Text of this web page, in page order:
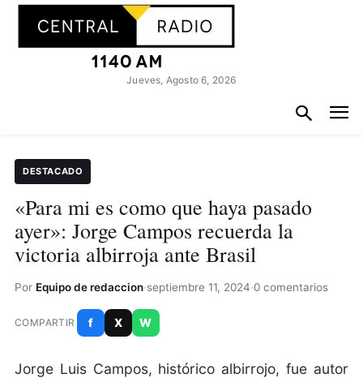
Jueves, Agosto 6, 2026
DESTACADO
«Para mi es como que haya pasado
ayer»: Jorge Campos recuerda la
victoria albirroja ante Brasil
Por Equipo de redaccion·septiembre 11, 2024·0 comentarios
COMPARTIR f X W
Jorge Luis Campos, histórico albirrojo, fue autor